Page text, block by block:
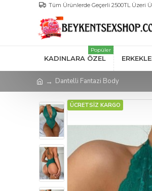
Tüm Ürünlerde Geçerli 2500TL Üzeri
KADINLARA ÖZEL
Popüler
Dantelli Fantazi Body
ÜCRETSİZ KARGO